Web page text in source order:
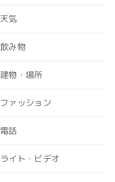
天気
飲み物
建物・場所
ファッション
電話
ライト・ビデオ